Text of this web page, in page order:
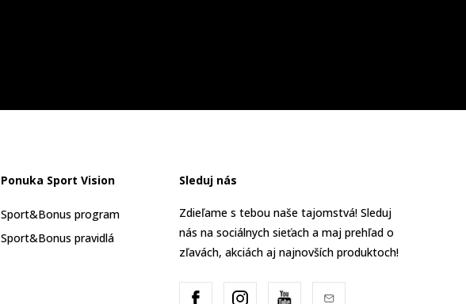
Ponuka Sport Vision
Sport&Bonus program
Sport&Bonus pravidlá
Sleduj nás
Zdieľame s tebou naše tajomstvá! Sleduj
nás na sociálnych sieťach a maj prehľad o
zľavách, akciách aj najnovších produktoch!